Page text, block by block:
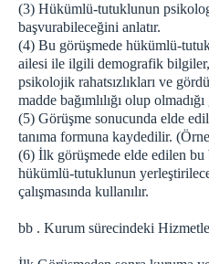
(3) Hükümlü-tutuklunun
başvurabileceğini anlatır.
(4) Bu görüşmede hükümlü-
ailesi ile ilgili demografik bilgiler,
psikolojik rahatsızlıkları ve
madde bağımlılığı olup
(5) Görüşme sonucunda elde
tanıma formuna kaydedilir.
(6) İlk görüşmede elde edilen
hükümlü-tutuklunun
çalışmasında kullanılır.
bb . Kurum sürecindeki